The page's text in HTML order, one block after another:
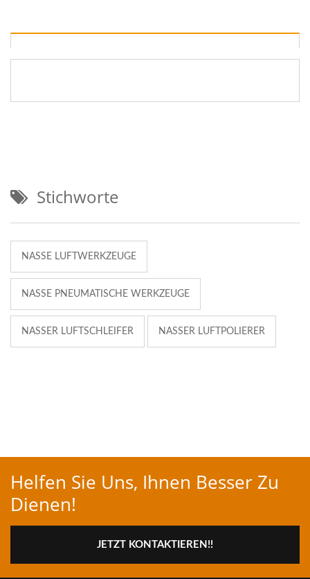
Stichworte
NASSE LUFTWERKZEUGE
NASSE PNEUMATISCHE WERKZEUGE
NASSER LUFTSCHLEIFER NASSER LUFTPOLIERER
Helfen Sie Uns, Ihnen Besser Zu
Dienen!
JETZT KONTAKTIEREN!!